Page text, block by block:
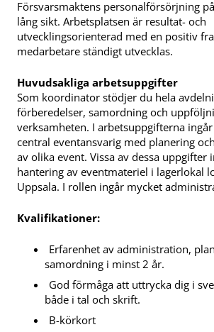
Försvarsmaktens personalförsörjning
lång sikt. Arbetsplatsen är resultat- och
utvecklingsorienterad med en positiv
medarbetare ständigt utvecklas.
Huvudsakliga arbetsuppgifter
Som koordinator stödjer du hela
förberedelser, samordning och
verksamheten. I arbetsuppgifterna
central eventansvarig med planering
av olika event. Vissa av dessa uppgifter
hantering av eventmateriel i lagerlokal
Uppsala. I rollen ingår mycket
Kvalifikationer:
Erfarenhet av administration,
samordning i minst 2 år.
God förmåga att uttrycka dig i
både i tal och skrift.
B-körkort